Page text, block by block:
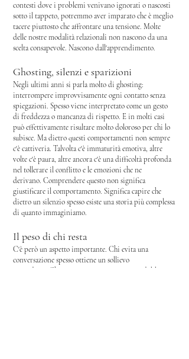
contesti dove i problemi venivano ignorati o nascosti
sotto il tappeto, potremmo aver imparato che è meglio
tacere piuttosto che affrontare una tensione. Molte
delle nostre modalità relazionali non nascono da una
scelta consapevole. Nascono dall'apprendimento.
Ghosting, silenzi e sparizioni
Negli ultimi anni si parla molto di ghosting:
interrompere improvvisamente ogni contatto senza
spiegazioni. Spesso viene interpretato come un gesto
di freddezza o mancanza di rispetto. E in molti casi
può effettivamente risultare molto doloroso per chi lo
subisce. Ma dietro questi comportamenti non sempre
c'è cattiveria. Talvolta c'è immaturità emotiva, altre
volte c'è paura, altre ancora c'è una difficoltà profonda
nel tollerare il conflitto e le emozioni che ne
derivano. Comprendere questo non significa
giustificare il comportamento. Significa capire che
dietro un silenzio spesso esiste una storia più complessa
di quanto immaginiamo.
Il peso di chi resta
C'è però un aspetto importante. Chi evita una
conversazione spesso ottiene un sollievo
immediato.
Chi resta, invece, si ritrova con dubbi,